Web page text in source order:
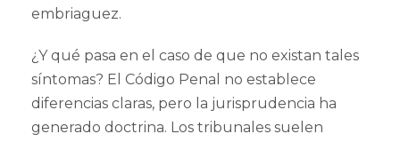
embriaguez.
¿Y qué pasa en el caso de que no existan tales
síntomas? El Código Penal no establece
diferencias claras, pero la jurisprudencia ha
generado doctrina. Los tribunales suelen